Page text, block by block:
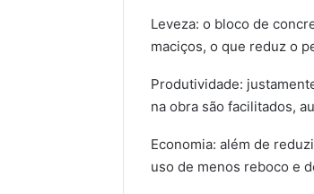
Leveza: o bloco de
maciços, o que reduz o
Produtividade:
na obra são facilitados,
Economia: além de
uso de menos reboco e